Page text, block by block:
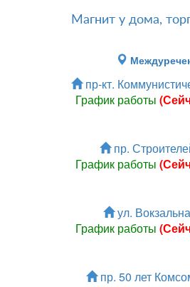
Магнит у дома,
пр-кт.
График работы
пр.
График работы
ул.
График работы
пр. 50 лет